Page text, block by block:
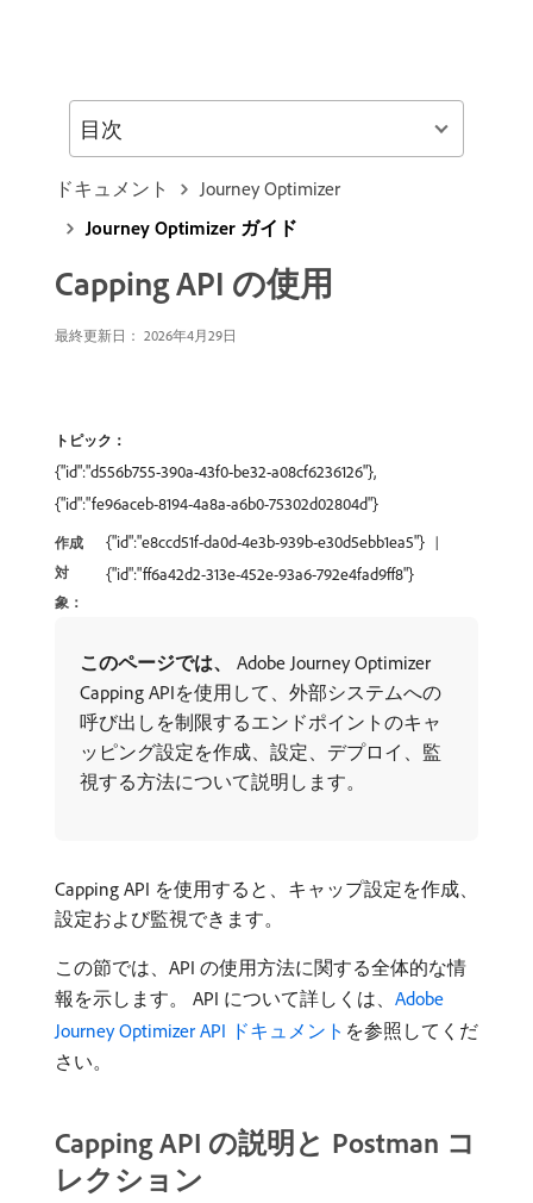
ドキュメント
Journey Optimizer
Journey Optimizer ガイド
Capping API の使用
最終更新日： 2026年4月29日
トピック：
{"id":"d556b755-390a-43f0-be32-a08cf6236126"},
{"id":"fe96aceb-8194-4a8a-a6b0-75302d02804d"}
作成
対
象：
{"id":"e8ccd51f-da0d-4e3b-939b-e30d5ebb1ea5"}
{"id":"ff6a42d2-313e-452e-93a6-792e4fad9ff8"}
このページでは、
Adobe Journey Optimizer
Capping APIを使用して、外部システムへの
呼び出しを制限するエンドポイントのキャ
ッピング設定を作成、設定、デプロイ、監
視する方法について説明します。
Capping API を使用すると、キャップ設定を作成、
設定および監視できます。
この節では、API の使用方法に関する全体的な情
報を示します。 API について詳しくは、 Adobe
Journey Optimizer API ドキュメント を参照してくだ
さい。
Capping API の説明と Postman コ
レクション
目次